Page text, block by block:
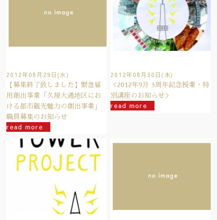
2012年08月29日(水)
【募集終了致しました】緊急雇
用創出事業「久屋大通地区にお
ける都市観光魅力の創出事業」
職員募集のお知らせ
read more
2012年08月30日(木)
＜2012年9月 3周年記念授業・特
別講座のお知らせ＞
read more